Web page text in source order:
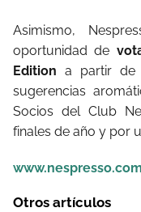
Asimismo,
oportunidad de
Edition a partir de
sugerencias
Socios del Club
finales de año y por
www.nespresso.com
Otros artículos